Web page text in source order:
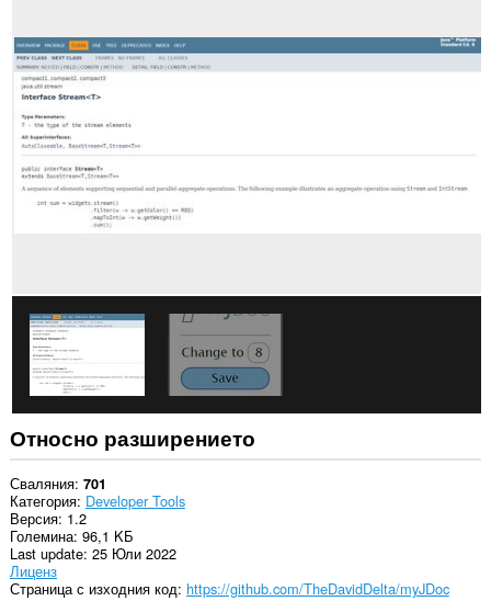
до
данните
ви
някои
сайтове.
Относно разширението
Сваляния 701
Категория Developer Tools
Версия 1.2
Големина 96,1 KБ
Last update 25 Юли 2022
Лиценз
Страница с изходния код https://github.com/TheDavidDelta/myJDoc